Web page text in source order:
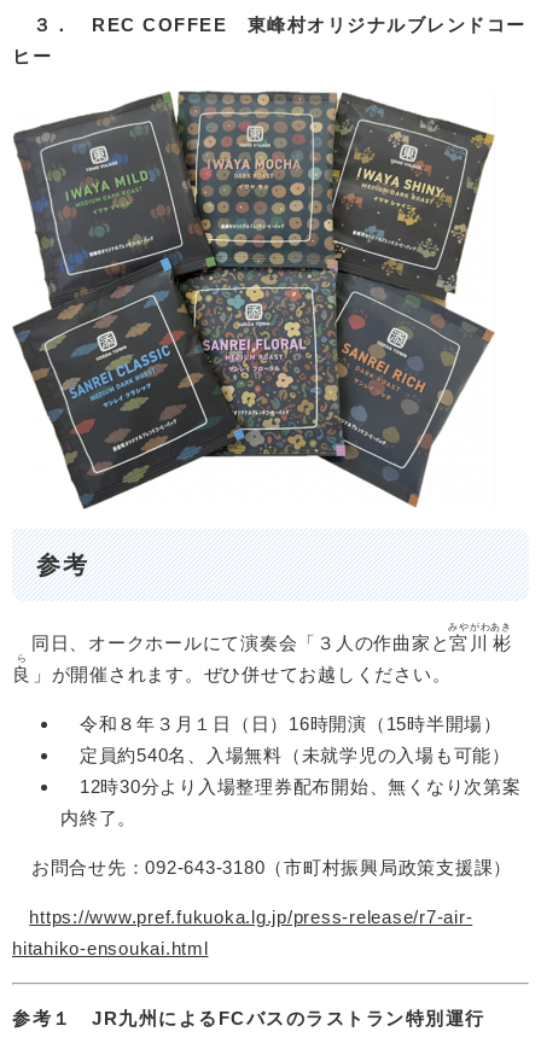
３． REC COFFEE 東峰村オリジナルブレンドコー
ヒー
参考
同日、オークホールにて演奏会「３人の作曲家と宮川
みやがわ
彬
あき
良
ら
」が開催されます。ぜひ併せてお越しください。
令和８年３月１日（日）16時開演（15時半開場）
定員約540名、入場無料（未就学児の入場も可能）
12時30分より入場整理券配布開始、無くなり次第案
内終了。
お問合せ先：092-643-3180（市町村振興局政策支援課）
https://www.pref.fukuoka.lg.jp/press-release/r7-air-
hitahiko-ensoukai.html
参考１ JR九州によるFCバスのラストラン特別運行